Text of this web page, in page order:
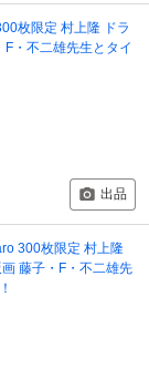
枚限定 村上隆 ドラ
F・不二雄先生とタイ
出品
300枚限定 村上隆
藤子・F・不二雄先